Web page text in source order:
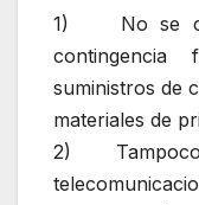
1) No se
suministros de
materiales de
2) Tampoco